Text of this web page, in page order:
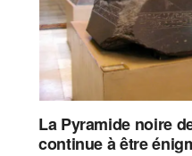
La Pyramide noire
continue à être